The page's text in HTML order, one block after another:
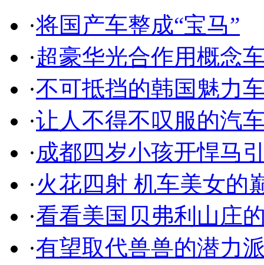
·将国产车整成“宝马”
·超豪华光合作用概念
·不可抵挡的韩国魅力
·让人不得不叹服的汽
·成都四岁小孩开悍马
·火花四射 机车美女的
·看看美国贝弗利山庄
·有望取代兽兽的潜力